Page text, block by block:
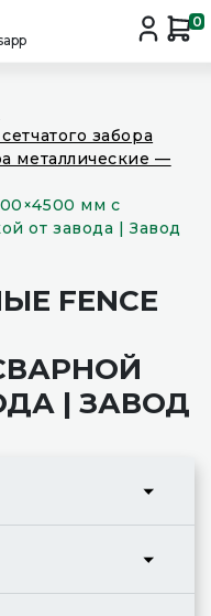
0
забора
металлические —
мм с
от завода | Завод
FENCE
| ЗАВОД